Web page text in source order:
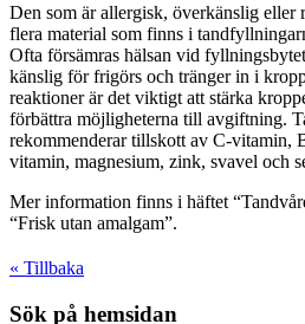
Den som är allergisk, överkänslig eller
flera material som finns i
Ofta försämras hälsan vid
känslig för frigörs och tränger in i
reaktioner är det viktigt att stärka
förbättra möjligheterna till avgiftning.
rekommenderar tillskott av C-vitamin,
vitamin, magnesium, zink, svavel och
Mer information finns i häftet
“Frisk utan amalgam”.
« Tillbaka
Sök på hemsidan